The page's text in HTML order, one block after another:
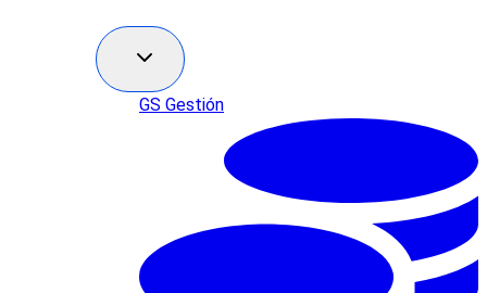
GS Gestión